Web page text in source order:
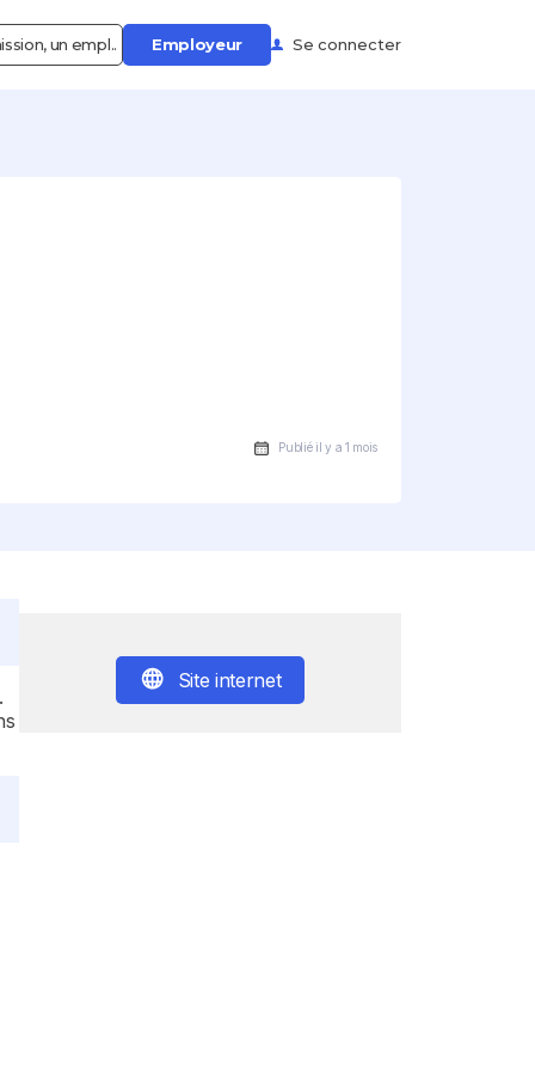
un empl.. Employeur Se connecter
Publié il y a 1 mois
Site internet